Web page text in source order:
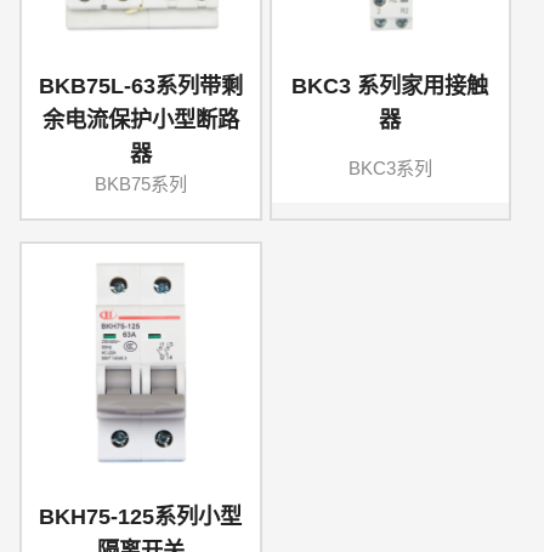
BKB75L-63系列带剩
余电流保护小型断路
器
BKB75系列
BKC3 系列家用接触
器
BKC3系列
BKH75-125系列小型